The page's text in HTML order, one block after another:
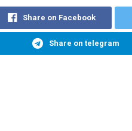
Share on Facebook
Share on telegram